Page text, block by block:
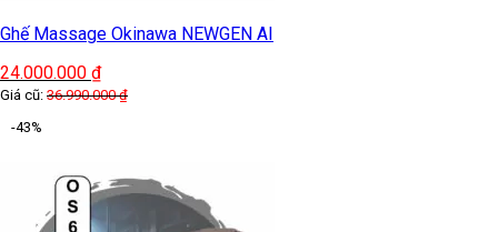
Ghế Massage Okinawa NEWGEN AI
24.000.000 ₫
Giá cũ: 36.990.000₫
-43%